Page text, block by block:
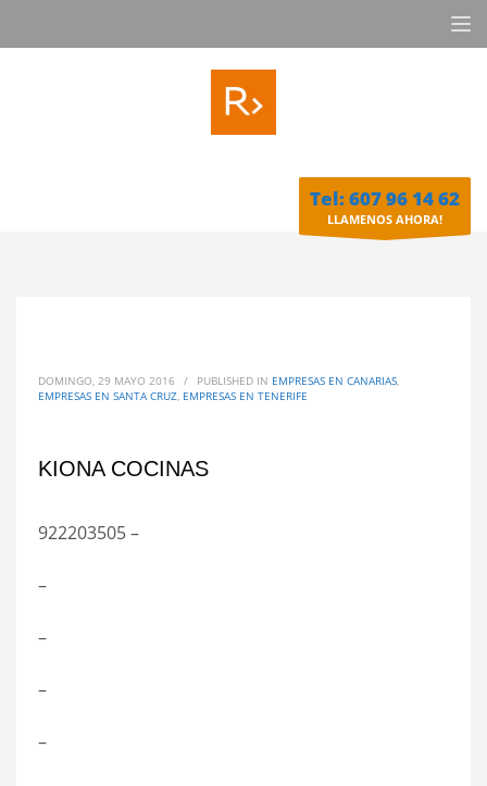
Tel: 607 96 14 62
LLAMENOS AHORA!
DOMINGO, 29 MAYO 2016 / PUBLISHED IN EMPRESAS EN CANARIAS,
EMPRESAS EN SANTA CRUZ, EMPRESAS EN TENERIFE
KIONA COCINAS
922203505 –
–
–
–
–